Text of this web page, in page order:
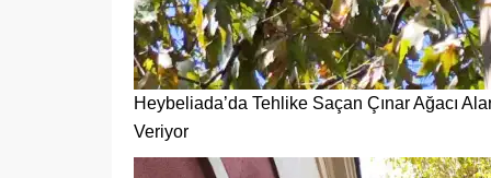
Heybeliada’da Tehlike Saçan Çınar Ağacı
Veriyor